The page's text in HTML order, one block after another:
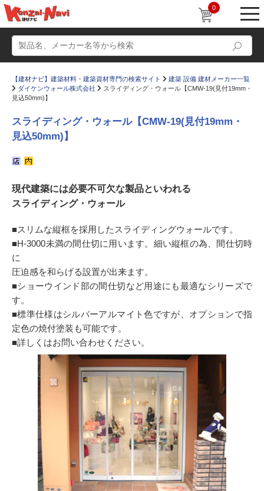
0
すまいリング 設計士インタビュー
Q＆A
お気に入り
【建材ナビ】建築材料・建築資材専門の検索サイト
建築 設備 建材メーカー一覧
ダイケンウォール株式会社
スライディング・ウォール【CMW-19(見付19mm・
見込50mm)】
スライディング・ウォール【CMW-19(見付19mm・
見込50mm)】
現代建築には必要不可欠な製品といわれる
スライディング・ウォール
■スリムな縦框を採用したスライディングウォールです。
■H-3000未満の間仕切に用います。細い縦框の為、間仕切時
に
圧迫感を和らげる設置が出来ます。
■ショーウインド部の間仕切など用途にも最適なシリーズで
す。
■標準仕様はシルバーアルマイト色ですが、オプションで指
定色の焼付塗装も可能です。
■詳しくはお問い合わせください。